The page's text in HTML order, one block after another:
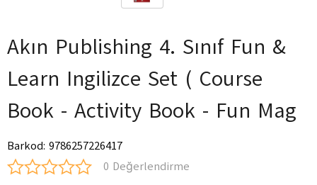
Akın Publishing 4. Sınıf Fun &
Learn Ingilizce Set ( Course
Book - Activity Book - Fun Mag
Barkod: 9786257226417
0 Değerlendirme